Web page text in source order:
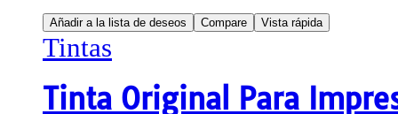
Añadir a la lista de deseos Compare Vista rápida
Tintas
Tinta Original Para